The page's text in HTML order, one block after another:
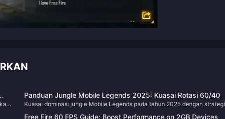
Panduan Jungle Mobile Legends 2025: Kuasai Rotasi 60/40
Kuasai dominasi jungle Mobile Legends pada tahun 2025 dengan strategi
Free Fire 60 FPS Guide: Boost Performance on 2GB Devices